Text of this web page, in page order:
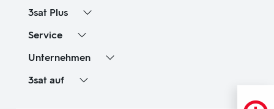
3sat Plus
Service
Unternehmen
3sat auf